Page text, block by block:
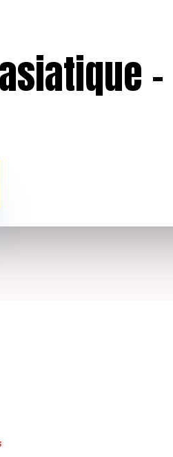
–